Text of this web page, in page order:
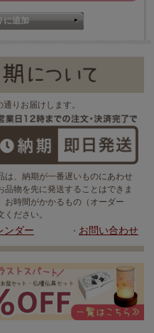
りお届けします。
は、納期が一番遅いものにあわせ
物を先に発送することはできま
お時間がかかるもの（オーダー
ださい。
ンダー ・ お問い合わせ